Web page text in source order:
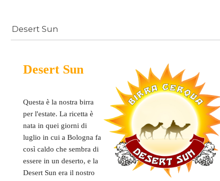
Desert Sun
Desert Sun
Questa è la nostra birra
per l'estate. La ricetta è
nata in quei giorni di
luglio in cui a Bologna fa
così caldo che sembra di
essere in un deserto, e la
Desert Sun era il nostro